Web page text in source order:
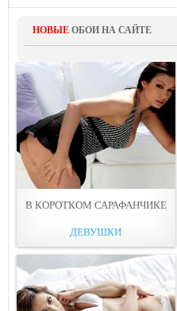
НОВЫЕ ОБОИ НА САЙТЕ
В КОРОТКОМ САРАФАНЧИКE
ДЕВУШКИ